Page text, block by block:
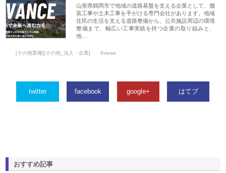
山形県鶴岡市で地域の道路基盤を支える企業として、舗
装工事や土木工事を手がける専門会社があります。地域
住民の生活を支える道路整備から、公共施設周辺の環境
整備まで、幅広い工事実績を持つ企業の取り組みと、
地…
[その他業種][その他_法人・企業] 0views
twitter facebook google+ はてブ
おすすめ記事